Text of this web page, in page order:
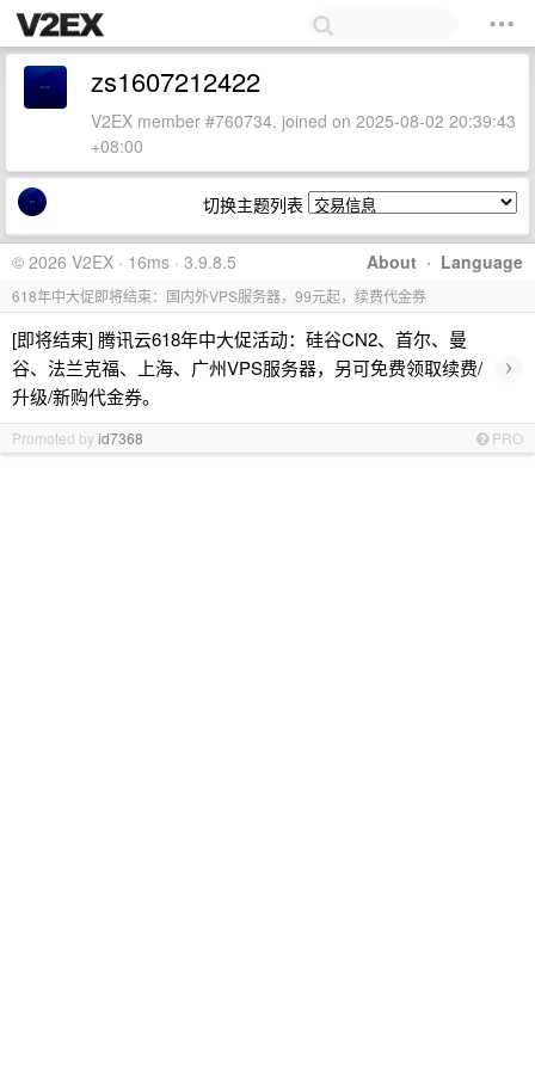
zs1607212422
V2EX member #760734, joined on 2025-08-02 20:39:43
+08:00
切换主题列表
About · Language
© 2026 V2EX · 16ms · 3.9.8.5
618年中大促即将结束：国内外VPS服务器，99元起，续费代金券
[即将结束] 腾讯云618年中大促活动：硅谷CN2、首尔、曼
谷、法兰克福、上海、广州VPS服务器，另可免费领取续费/
升级/新购代金券。
›
Promoted byid7368 PRO